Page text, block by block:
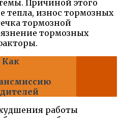
Причиной этого
тепла, износ тормозных
тормозной
тормозных
Как
работы